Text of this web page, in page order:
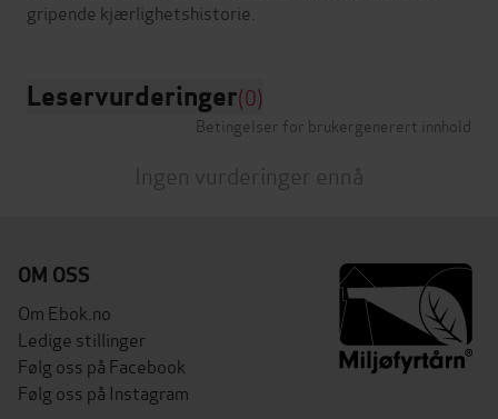
Leservurderinger(0)
Betingelser for brukergenerert innhold
Ingen vurderinger ennå
OM OSS
Om Ebok.no
Ledige stillinger
Følg oss på Facebook
Følg oss på Instagram